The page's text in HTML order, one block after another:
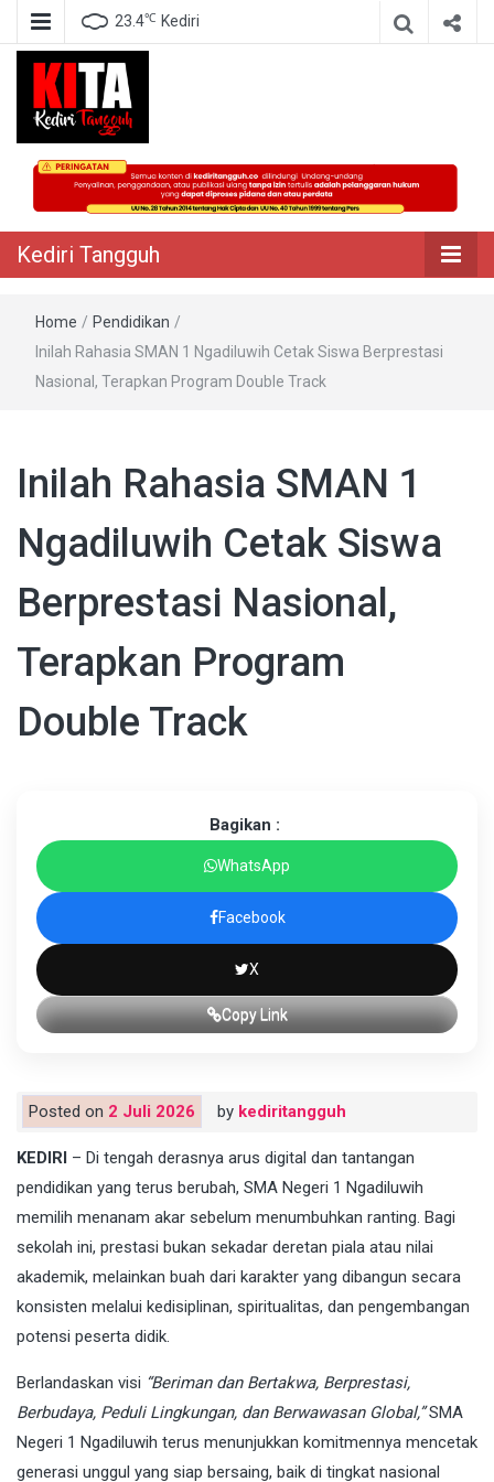
23.4℃ Kediri
Kediri Tangguh
Berita Akurat Terpercaya
Kediri Tangguh
Home / Pendidikan /
Inilah Rahasia SMAN 1 Ngadiluwih Cetak Siswa Berprestasi
Nasional, Terapkan Program Double Track
Inilah Rahasia SMAN 1
Ngadiluwih Cetak Siswa
Berprestasi Nasional,
Terapkan Program
Double Track
Bagikan :
WhatsApp
Facebook
X
Copy Link
Posted on 2 Juli 2026 by kediritangguh
KEDIRI – Di tengah derasnya arus digital dan tantangan
pendidikan yang terus berubah, SMA Negeri 1 Ngadiluwih
memilih menanam akar sebelum menumbuhkan ranting. Bagi
sekolah ini, prestasi bukan sekadar deretan piala atau nilai
akademik, melainkan buah dari karakter yang dibangun secara
konsisten melalui kedisiplinan, spiritualitas, dan pengembangan
potensi peserta didik.
Berlandaskan visi “Beriman dan Bertakwa, Berprestasi,
Berbudaya, Peduli Lingkungan, dan Berwawasan Global,”SMA
Negeri 1 Ngadiluwih terus menunjukkan komitmennya mencetak
generasi unggul yang siap bersaing, baik di tingkat nasional